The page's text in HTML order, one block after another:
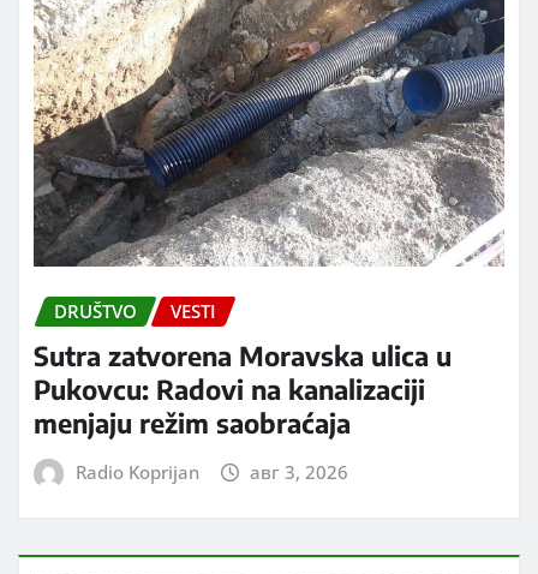
DRUŠTVO VESTI
Sutra zatvorena Moravska ulica u
Pukovcu: Radovi na kanalizaciji
menjaju režim saobraćaja
Radio Koprijan авг 3, 2026